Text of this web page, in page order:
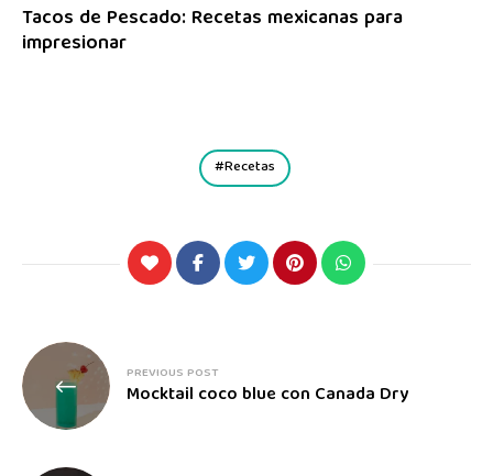
Tacos de Pescado: Recetas mexicanas para
impresionar
Recetas
PREVIOUS POST
Mocktail coco blue con Canada Dry